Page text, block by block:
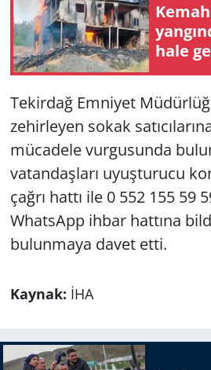
hale
Tekirdağ Emniyet
zehirleyen sokak
mücadele vurgusunda
vatandaşları uyuşturucu
çağrı hattı ile 0 552 155 59
WhatsApp ihbar hattına
bulunmaya davet etti.
Kaynak: İHA